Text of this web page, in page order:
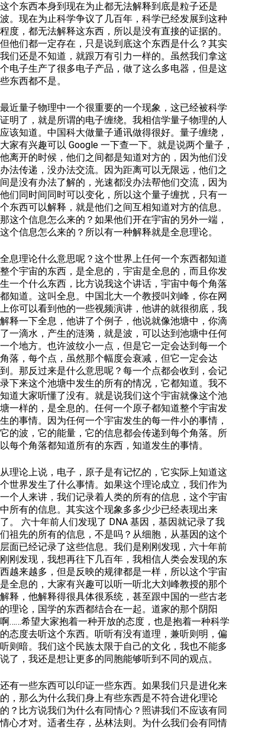
这个东西本身到现在为止都无法解释到底是粒子还是
波。现在为止科学争议了几百年，科学已经发展到这种
程度，都无法解释这东西，所以是没有直接的证据的。
但他们都一定存在，只是说到底这个东西是什么？其实
我们还是不知道，就跟万有引力一样的。虽然我们拿这
个电子生产了很多电子产品，做了这么多电器，但是这
些东西都不是。
最近量子物理中一个很重要的一个现象，这已经被科学
证明了，就是所谓的电子缠绕。我相信学量子物理的人
应该知道。中国科大做量子通讯做得很好。量子缠绕，
大家有兴趣可以 Google 一下查一下。就是说两个量子，
他离开的时候，他们之间都是知道对方的，因为他们没
办法传递，没办法交流。因为距离可以无限远，他们之
间是没有办法了解的，光速都没办法帮他们交流，因为
他们同时间同时可以变化，所以这个量子缠扰，只有一
个东西可以解释，就是他们之间互相知道对方的信息。
那这个信息怎么来的？如果他们开在宇宙的另外一端，
这个信息怎么来的？所以有一种解释就是全息理论。
全息理论什么意思呢？这个世界上任何一个东西都知道
整个宇宙的东西，是全息的，宇宙是全息的，而且你发
生一个什么东西，比方说我这个讲话，宇宙中每个角落
都知道。这叫全息。中国北大一个教授叫刘峰，你在网
上你可以看到他的一些视频演讲，他讲的就很彻底，我
解释一下全息，他讲了个例子，他说就像池塘中，你滴
了一滴水，产生的涟漪，就是波，可以达到池塘中任何
一个地方。也许波纹小一点，但是它一定会达到每一个
角落，每个点，虽然那个幅度会衰减，但它一定会达
到。那反过来是什么意思呢？每一个点都会收到，会记
录下来这个池塘中发生的所有的情况，它都知道。我不
知道大家听懂了没有。就是说我们这个宇宙就像这个池
塘一样的，是全息的。任何一个原子都知道整个宇宙发
生的事情。因为任何一个宇宙发生的每一件小的事情，
它的波，它的能量，它的信息都会传递到每个角落。所
以每个角落都知道所有的东西，知道发生的事情。
从理论上说，电子，原子是有记忆的，它实际上知道这
个世界发生了什么事情。如果这个理论成立，我们作为
一个人来讲，我们记录着人类的所有的信息，这个宇宙
中所有的信息。其实这个现象多多少少已经表现出来
了。 六十年前人们发现了 DNA 基因，基因就记录了我
们祖先的所有的信息，不是吗？从细胞，从基因的这个
层面已经记录了这些信息。我们是刚刚发现，六十年前
刚刚发现，我想再往下几百年，我相信人类会发现的东
西越来越多，但是反映的规律都是一样，所以这个宇宙
是全息的，大家有兴趣可以听一听北大刘峰教授的那个
解释，他解释得很具体很系统，甚至跟中国的一些古老
的理论，国学的东西都结合在一起。道家的那个阴阳
啊……希望大家抱着一种开放的态度，也是抱着一种科学
的态度去听这个东西。听听有没有道理，兼听则明，偏
听则暗。我们这个民族太限于自己的文化，我也不能多
说了，我还是想让更多的同胞能够听到不同的观点。
还有一些东西可以印证一些东西。如果我们只是进化来
的，那么为什么我们身上有些东西是不符合进化理论
的？比方说我们为什么有同情心？照讲我们不应该有同
情心才对。适者生存，丛林法则。为什么我们会有同情